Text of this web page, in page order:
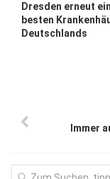
Allgemein
Hören
Dresden erneut
besten
Deutschlands
Immer